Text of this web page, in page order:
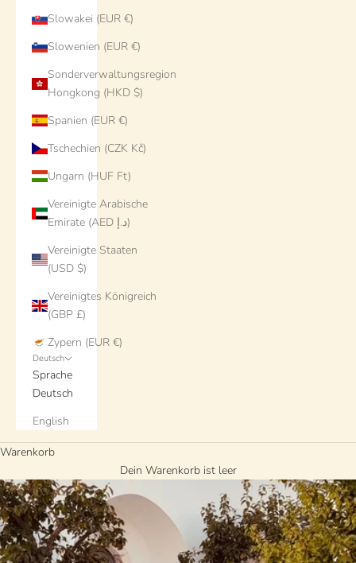
Slowakei (EUR €)
Slowenien (EUR €)
Sonderverwaltungsregion
Hongkong (HKD $)
Spanien (EUR €)
Tschechien (CZK Kč)
Ungarn (HUF Ft)
Vereinigte Arabische
Emirate (AED د.إ)
Vereinigte Staaten
(USD $)
Vereinigtes Königreich
(GBP £)
Zypern (EUR €)
Deutsch
Sprache
Deutsch
English
Warenkorb
Dein Warenkorb ist leer